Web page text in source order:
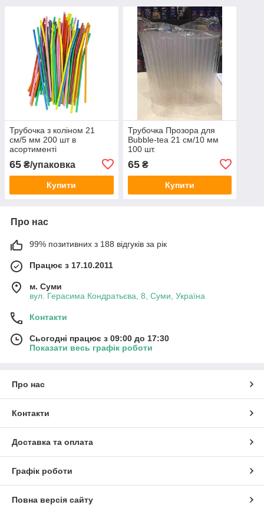
Трубочка з коліном 21
см/5 мм 200 шт в
асортименті
65 ₴/упаковка
Купити
Трубочка Прозора для
Bubble-tea 21 см/10 мм
100 шт.
65₴
Купити
Про нас
99% позитивних з 188 відгуків за рік
Працює з 17.10.2011
м. Суми
вул. Герасима Кондратьєва, 8, Суми, Україна
Контакти
Сьогодні працює з 09:00 до 17:30
Показати весь графік роботи
Про нас
Контакти
Доставка та оплата
Графік роботи
Повна версія сайту